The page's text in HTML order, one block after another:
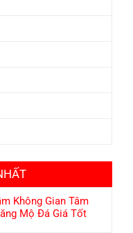
Không Gian Tâm
Mộ Đá Giá Tốt